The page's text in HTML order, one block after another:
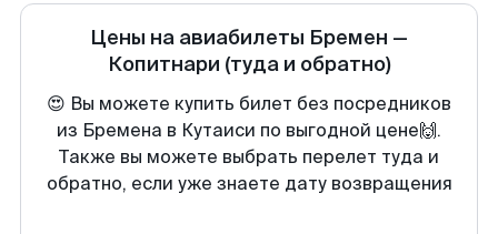
Цены на авиабилеты Бремен —
Копитнари (туда и обратно)
😍 Вы можете купить билет без посредников
из Бремена в Кутаиси по выгодной цене🙌.
Также вы можете выбрать перелет туда и
обратно, если уже знаете дату возвращения